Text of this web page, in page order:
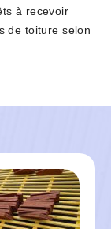
à recevoir
de toiture selon